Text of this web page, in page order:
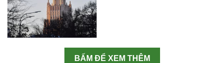
BẤM ĐỂ XEM THÊM